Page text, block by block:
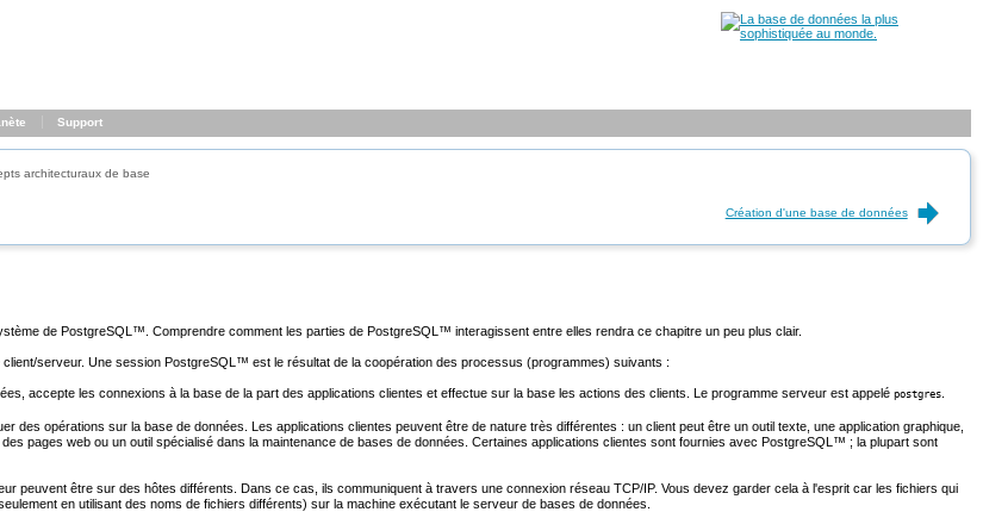
Support
architecturaux de base
Création d'une base de données
de PostgreSQL ™. Comprendre comment les parties de PostgreSQL ™ interagissent entre elles rendra ce chapitre un peu plus clair.
serveur. Une session PostgreSQL ™ est le résultat de la coopération des processus (programmes) suivants :
accepte les connexions à la base de la part des applications clientes et effectue sur la base les actions des clients. Le programme serveur est appelé postgres
des opérations sur la base de données. Les applications clientes peuvent être de nature très différentes : un client peut être un outil texte, une application graphique,
pages web ou un outil spécialisé dans la maintenance de bases de données. Certaines applications clientes sont fournies avec PostgreSQL ™ ; la plupart sont
peuvent être sur des hôtes différents. Dans ce cas, ils communiquent à travers une connexion réseau TCP/IP. Vous devez garder cela à l'esprit car les fichiers qui
en utilisant des noms de fichiers différents) sur la machine exécutant le serveur de bases de données.